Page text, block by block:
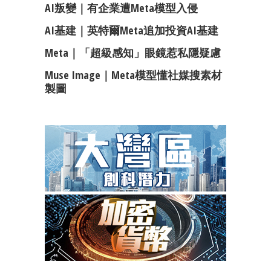
AI叛變｜有企業遭Meta模型入侵
AI基建｜英特爾Meta追加投資AI基建
Meta｜「超級感知」眼鏡惹私隱疑慮
Muse Image｜Meta模型懂社媒搜素材
製圖